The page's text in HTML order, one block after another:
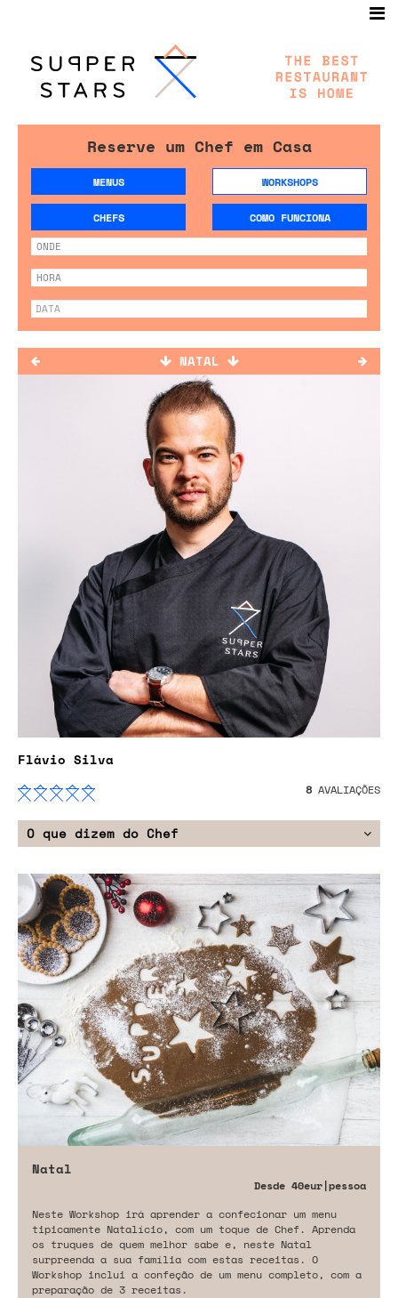
Reserve um Chef em Casa
MENUS WORKSHOPS
CHEFS COMO FUNCIONA
NATAL
Flávio Silva
8 AVALIAÇÕES
O que dizem do Chef
Natal
Desde 40eur|pessoa
Neste Workshop irá aprender a confecionar um menu
tipicamente Natalício, com um toque de Chef. Aprenda
os truques de quem melhor sabe e, neste Natal
surpreenda a sua família com estas receitas. O
Workshop inclui a confeção de um menu completo, com a
preparação de 3 receitas.